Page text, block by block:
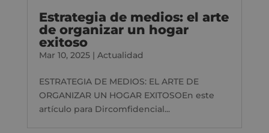
Estrategia de medios: el arte
de organizar un hogar
exitoso
Mar 10, 2025| Actualidad
ESTRATEGIA DE MEDIOS: EL ARTE DE
ORGANIZAR UN HOGAR EXITOSOEn este
artículo para Dircomfidencial...